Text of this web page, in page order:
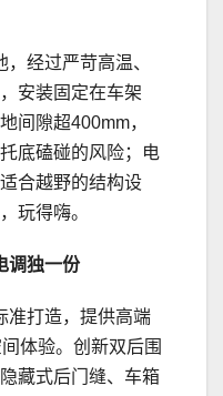
经过严苛高温、
安装固定在车架
间隙超400mm，
底磕碰的风险；电
合越野的结构设
玩得嗨。
调独一份
准打造，提供高端
体验。创新双后围
藏式后门缝、车箱